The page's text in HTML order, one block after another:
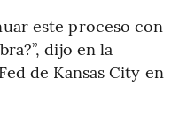
este proceso con
dijo en la
de Kansas City en